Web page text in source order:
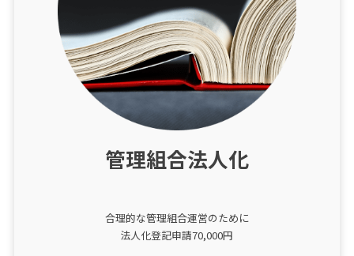
管理組合法人化
合理的な管理組合運営のために
法人化登記申請70,000円